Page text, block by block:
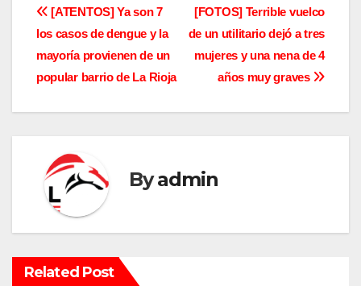
N
a
v
e
a
[FOTOS] Terrible vuelco
de un utilitario dejó a tres
mujeres y una nena de 4
años muy graves
[ATENTOS] Ya son 7
los casos de dengue y la
mayoría provienen de un
popular barrio de La Rioja
Byadmin
Related Post